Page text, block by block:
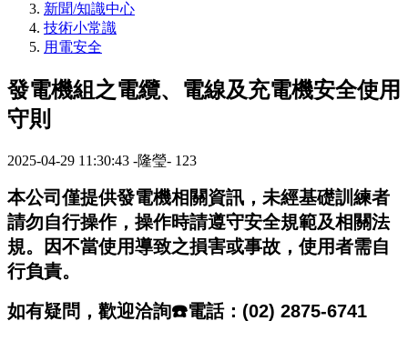
新聞/知識中心
技術小常識
用電安全
發電機組之電纜、電線及充電機安全使用
守則
2025-04-29 11:30:43 -隆瑩- 123
本公司僅提供發電機相關資訊，未經基礎訓練者
請勿自行操作，操作時請遵守安全規範及相關法
規。因不當使用導致之損害或事故，使用者需自
行負責。
如有疑問，歡迎洽詢☎️電話：(02) 2875-6741